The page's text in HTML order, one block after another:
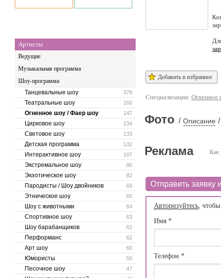
Артисты
Ведущие
Музыкальная программа
Шоу-программа
378
Танцевальные шоу
160
Театральные шоу
147
Огненное шоу / Фаер шоу
134
Цирковое шоу
133
Световое шоу
132
Детская программа
107
Интерактивное шоу
86
Экстремальное шоу
82
Экзотическое шоу
69
Пародисты / Шоу двойников
65
Этническое шоу
64
Шоу с животными
63
Спортивное шоу
62
Шоу барабанщиков
62
Перформанс
60
Арт шоу
50
Юмористы
47
Песочное шоу
Добавить в избранное
Специализация:
Фото / Описание /
Как
Реклама
Отправить заявку
Авторизуйтесь,
Имя *
Телефон *